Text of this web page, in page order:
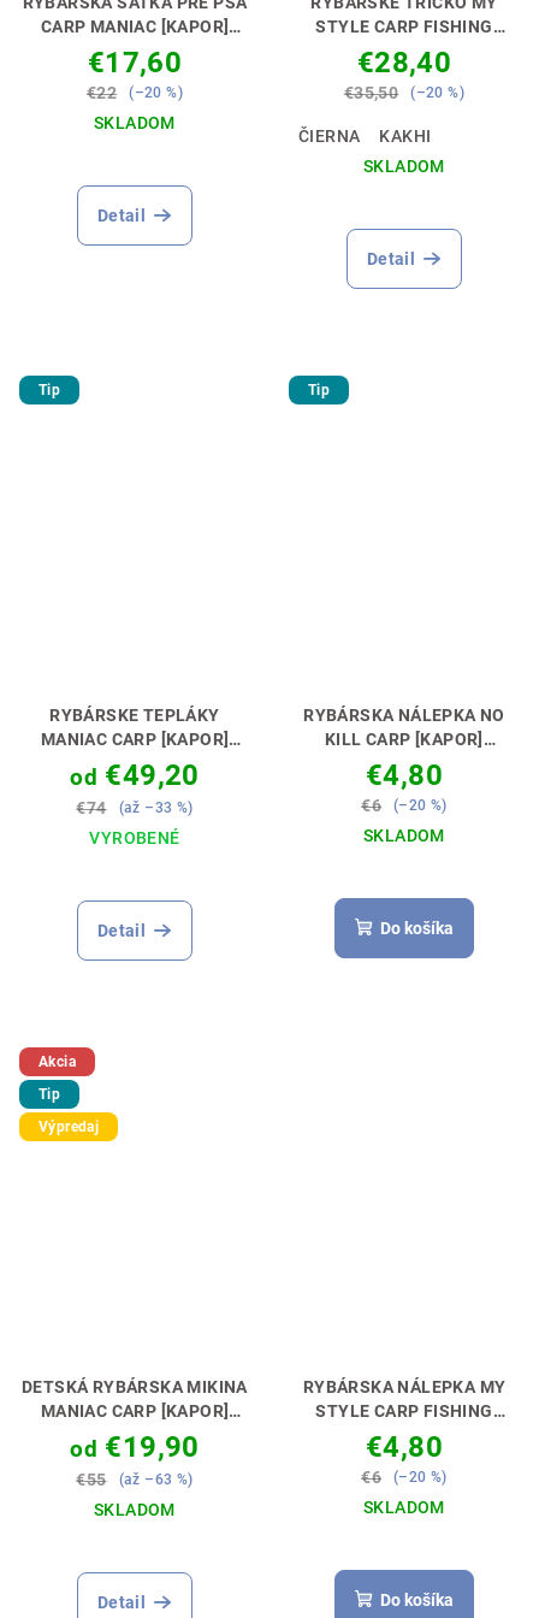
CARP MANIAC [KAPOR]
DOKONALÁ PRE TVOJHO
ŠTVORNOHÉHO PARŤÁKA
🐶🎣
€17,60
€22 (–20 %)
SKLADOM
hodnotenie
produktu
Detail
STYLE CARP FISHING
[KAPRÁR] ŠTÝL, KTORÝ
HOVORÍ ZA TEBA 🎣🐟
€28,40
€35,50 (–20 %)
ČIERNA
KAKHI
SKLADOM
hodnotenie
produktu
Detail
Tip
RYBÁRSKE TEPLÁKY
MANIAC CARP [KAPOR]
HODIA SA DO TEPLÁKOVEJ
SÚPRAVY 👖🎣
od €49,20
€74 (až –33 %)
VYROBENÉ
Detail
Tip
RYBÁRSKA NÁLEPKA NO
KILL CARP [KAPOR]
VYJADRI SVOJ POSTOJ 🚗
🎣
€4,80
€6 (–20 %)
SKLADOM
Do košíka
Akcia
Tip
Výpredaj
DETSKÁ RYBÁRSKA MIKINA
MANIAC CARP [KAPOR]
PERFEKTNÝ DARČEK PRE
MALÉHO KAPRÁRA🎁💝
od €19,90
€55 (až –63 %)
SKLADOM
hodnotenie
produktu
Detail
RYBÁRSKA NÁLEPKA MY
STYLE CARP FISHING
[KAPRÁR]
NECH MÁŠ
DOKONALÉ AUTO 🚗🎣
€4,80
€6 (–20 %)
SKLADOM
Do košíka